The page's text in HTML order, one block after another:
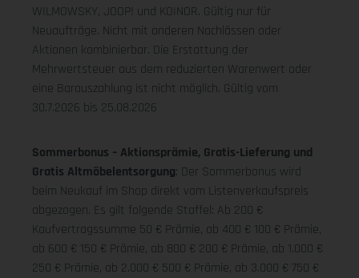
WILMOWSKY, JOOP! und KOINOR. Gültig nur für
Neuaufträge. Nicht mit anderen Nachlässen oder
Aktionen kombinierbar. Die Erstattung der
Mehrwertsteuer aus dem reduzierten Warenwert oder
eine Barauszahlung ist nicht möglich. Gültig vom
30.7.2026 bis 25.08.2026
Sommerbonus – Aktionsprämie, Gratis-Lieferung und
Gratis Altmöbelentsorgung: Der Sommerbonus wird
beim Neukauf im Shop direkt vom Listenverkaufspreis
abgezogen. Es gilt folgende Staffel: Ab 200 €
Kaufvertragssumme 50 € Prämie, ab 400 € 100 € Prämie,
ab 600 € 150 € Prämie, ab 800 € 200 € Prämie, ab 1.000 €
250 € Prämie, ab 2.000 € 500 € Prämie, ab 3.000 € 750 €